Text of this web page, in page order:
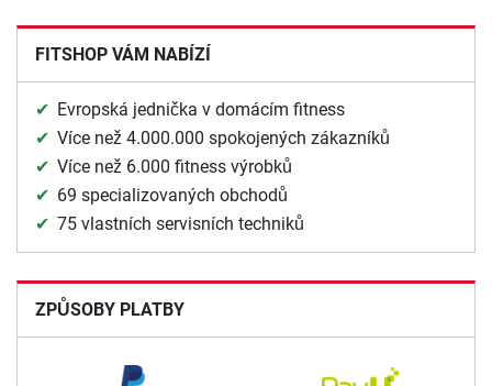
FITSHOP VÁM NABÍZÍ
Evropská jednička v domácím fitness
Více než 4.000.000 spokojených zákazníků
Více než 6.000 fitness výrobků
69 specializovaných obchodů
75 vlastních servisních techniků
ZPŮSOBY PLATBY